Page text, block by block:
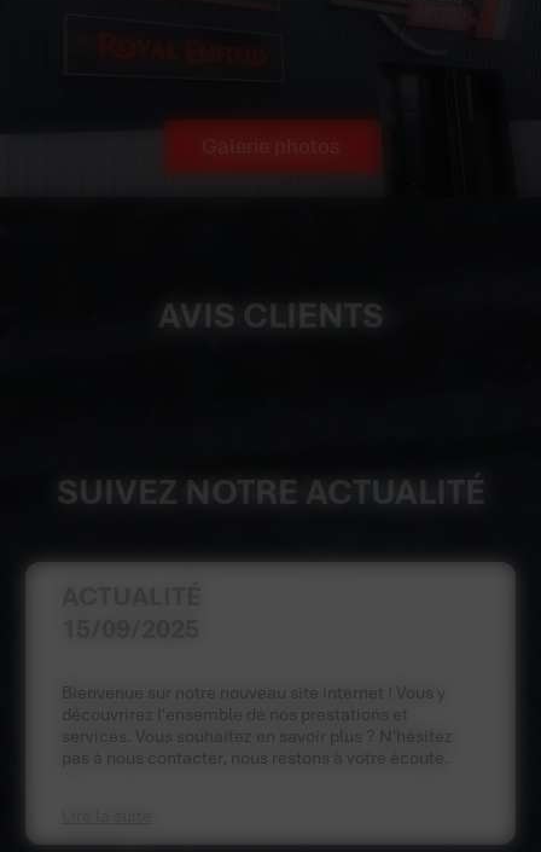
Galerie photos
AVIS CLIENTS
SUIVEZ NOTRE ACTUALITÉ
Bienvenue sur notre nouveau site internet ! Vous y
découvrirez l'ensemble de nos prestations et
services. Vous souhaitez en savoir plus ? N'hésitez
pas à nous contacter, nous restons à votre écoute.